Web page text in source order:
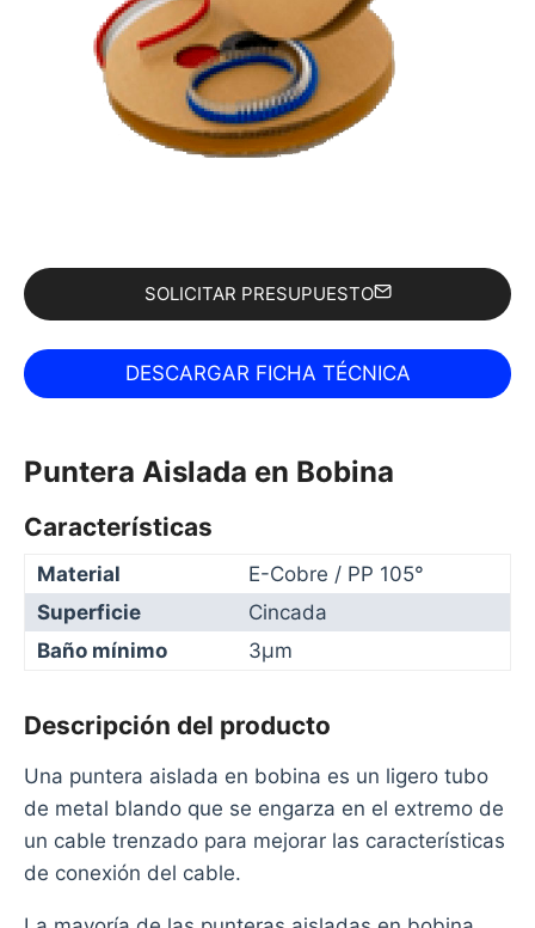
SOLICITAR PRESUPUESTO
Puntera Aislada en Bobina
Características
Material
E-Cobre / PP 105°
Superficie
Cincada
Baño mínimo
3µm
Descripción del producto
Una puntera aislada en bobina es un ligero tubo
de metal blando que se engarza en el extremo de
un cable trenzado para mejorar las características
de conexión del cable.